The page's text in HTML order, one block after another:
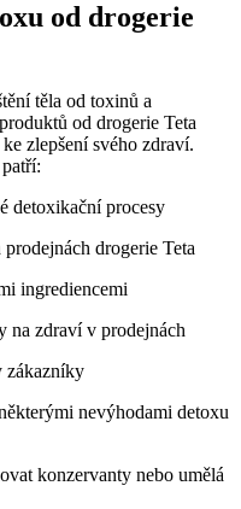
od drogerie
těla od toxinů a
od drogerie Teta
zlepšení svého zdraví.
detoxikační procesy
drogerie Teta
ingrediencemi
na zdraví v prodejnách
zákazníky
nevýhodami detoxu
konzervanty nebo umělá